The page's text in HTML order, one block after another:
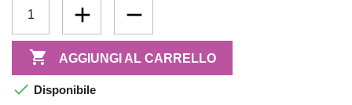
 AGGIUNGI AL CARRELLO
 Disponibile